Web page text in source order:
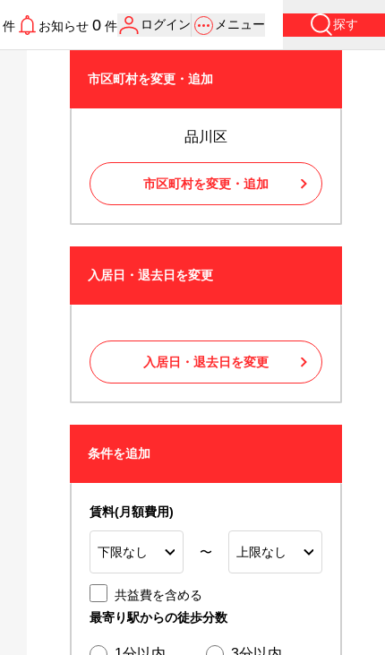
件 お知らせ 0 件 ログイン メニュー 探す
市区町村を変更・追加
品川区
市区町村を変更・追加
入居日・退去日を変更
入居日・退去日を変更
条件を追加
賃料(月額費用)
〜
共益費を含める
最寄り駅からの徒歩分数